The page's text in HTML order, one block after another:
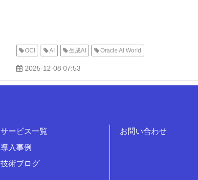
OCI AI 生成AI Oracle AI World
2025-12-08 07:53
サービス一覧
導入事例
技術ブログ
お問い合わせ